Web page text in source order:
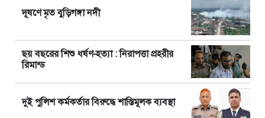
দূষণে মৃত বুড়িগঙ্গা নদী
ছয় বছরের শিশু ধর্ষণ-হত্যা : নিরাপত্তা প্রহরীর
রিমান্ড
দুই পুলিশ কর্মকর্তার বিরুদ্ধে শাস্তিমূলক ব্যবস্থা